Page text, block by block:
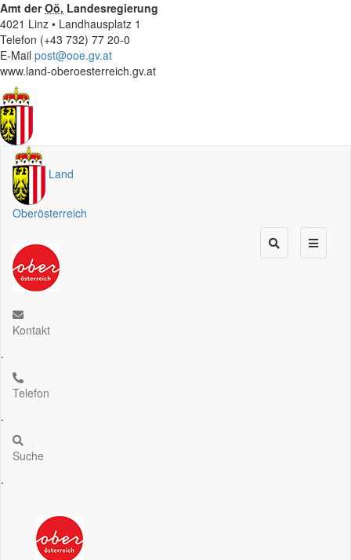
Amt derOö. Landesregierung
4021 Linz • Landhausplatz 1
Telefon (+43 732) 77 20-0
E-Mail post@ooe.gv.at
www.land-oberoesterreich.gv.at
Land
Oberösterreich
Kontakt
.
Telefon
.
Suche
.